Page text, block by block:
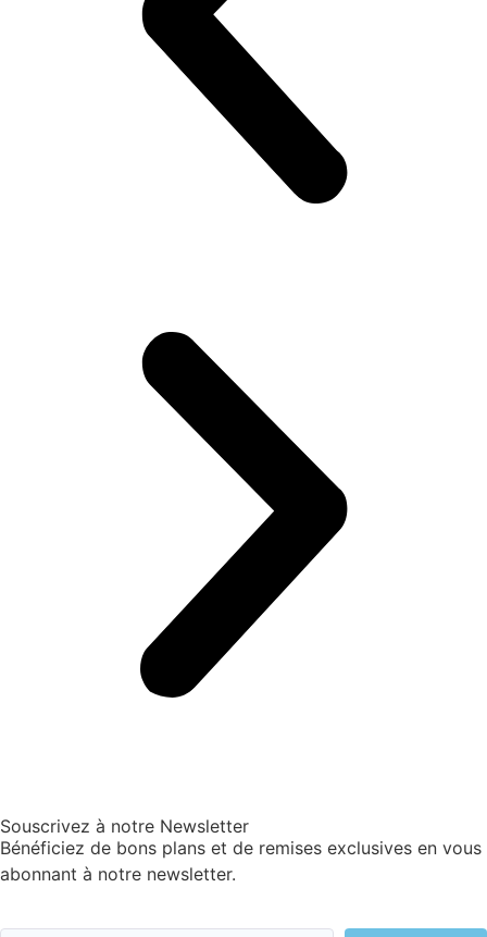
Souscrivez à notre Newsletter
Bénéficiez de bons plans et de remises exclusives en vous
abonnant à notre newsletter.